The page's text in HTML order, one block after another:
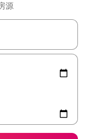
源
，或通过点击或滑动手势